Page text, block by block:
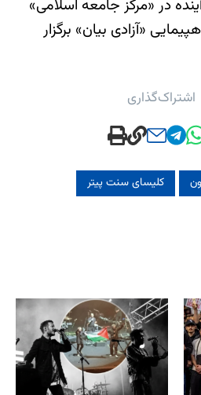
در «مرکز جامعه اسلامی»
«آزادی بیان» برگزار
اشتراک‌گذاری
کلیسای سنت پیتر